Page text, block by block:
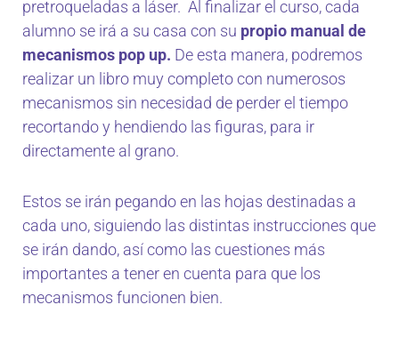
pretroqueladas a láser. Al finalizar el curso, cada
alumno se irá a su casa con su propio manual de
mecanismos pop up. De esta manera, podremos
realizar un libro muy completo con numerosos
mecanismos sin necesidad de perder el tiempo
recortando y hendiendo las figuras, para ir
directamente al grano.
Estos se irán pegando en las hojas destinadas a
cada uno, siguiendo las distintas instrucciones que
se irán dando, así como las cuestiones más
importantes a tener en cuenta para que los
mecanismos funcionen bien.